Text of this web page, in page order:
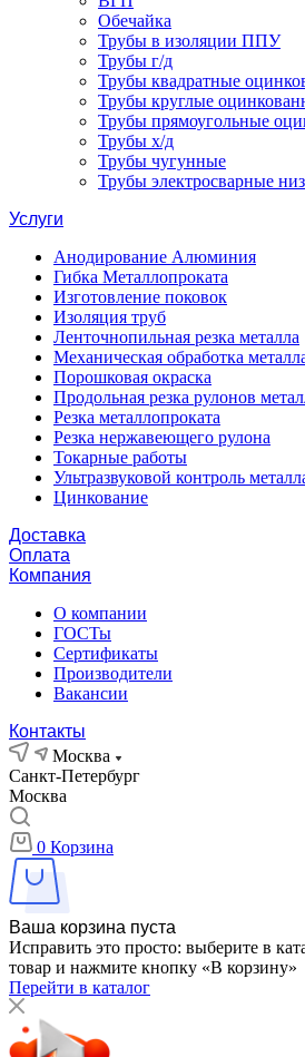
Обечайка
Трубы в изоляции ППУ
Трубы г/д
Трубы квадратные
Трубы круглые
Трубы прямоугольные
Трубы х/д
Трубы чугунные
Трубы электросварные
Услуги
Анодирование Алюминия
Гибка Металлопроката
Изготовление поковок
Изоляция труб
Ленточнопильная резка металла
Механическая обработка
Порошковая окраска
Продольная резка рулонов
Резка металлопроката
Резка нержавеющего рулона
Токарные работы
Ультразвуковой контроль
Цинкование
Доставка
Оплата
Компания
О компании
ГОСТы
Сертификаты
Производители
Вакансии
Контакты
Москва
Санкт-Петербург
Москва
0 Корзина
Ваша корзина пуста
Исправить это просто: выберите в
товар и нажмите кнопку «В корзину»
Перейти в каталог